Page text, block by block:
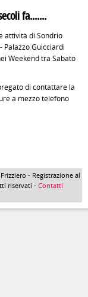
fa.......
attività di Sondrio
Palazzo Guicciardi
Weekend tra Sabato
di contattare la
a mezzo telefono
- Registrazione al
riservati - Contatti